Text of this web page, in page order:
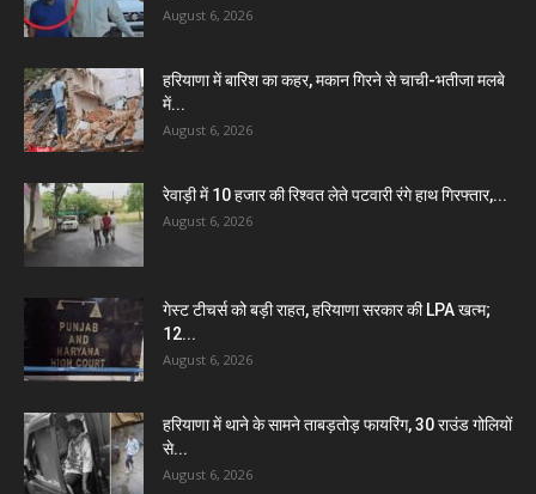
August 6, 2026
हरियाणा में बारिश का कहर, मकान गिरने से चाची-भतीजा मलबे
में...
August 6, 2026
रेवाड़ी में 10 हजार की रिश्वत लेते पटवारी रंगे हाथ गिरफ्तार,...
August 6, 2026
गेस्ट टीचर्स को बड़ी राहत, हरियाणा सरकार की LPA खत्म;
12...
August 6, 2026
हरियाणा में थाने के सामने ताबड़तोड़ फायरिंग, 30 राउंड गोलियों
से...
August 6, 2026